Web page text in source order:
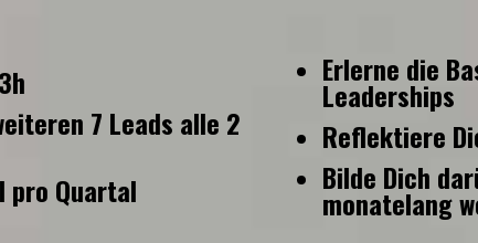
7 Leads alle 2
Quartal
Erlerne die
Leaderships
Reflektiere
Bilde Dich
monatelang